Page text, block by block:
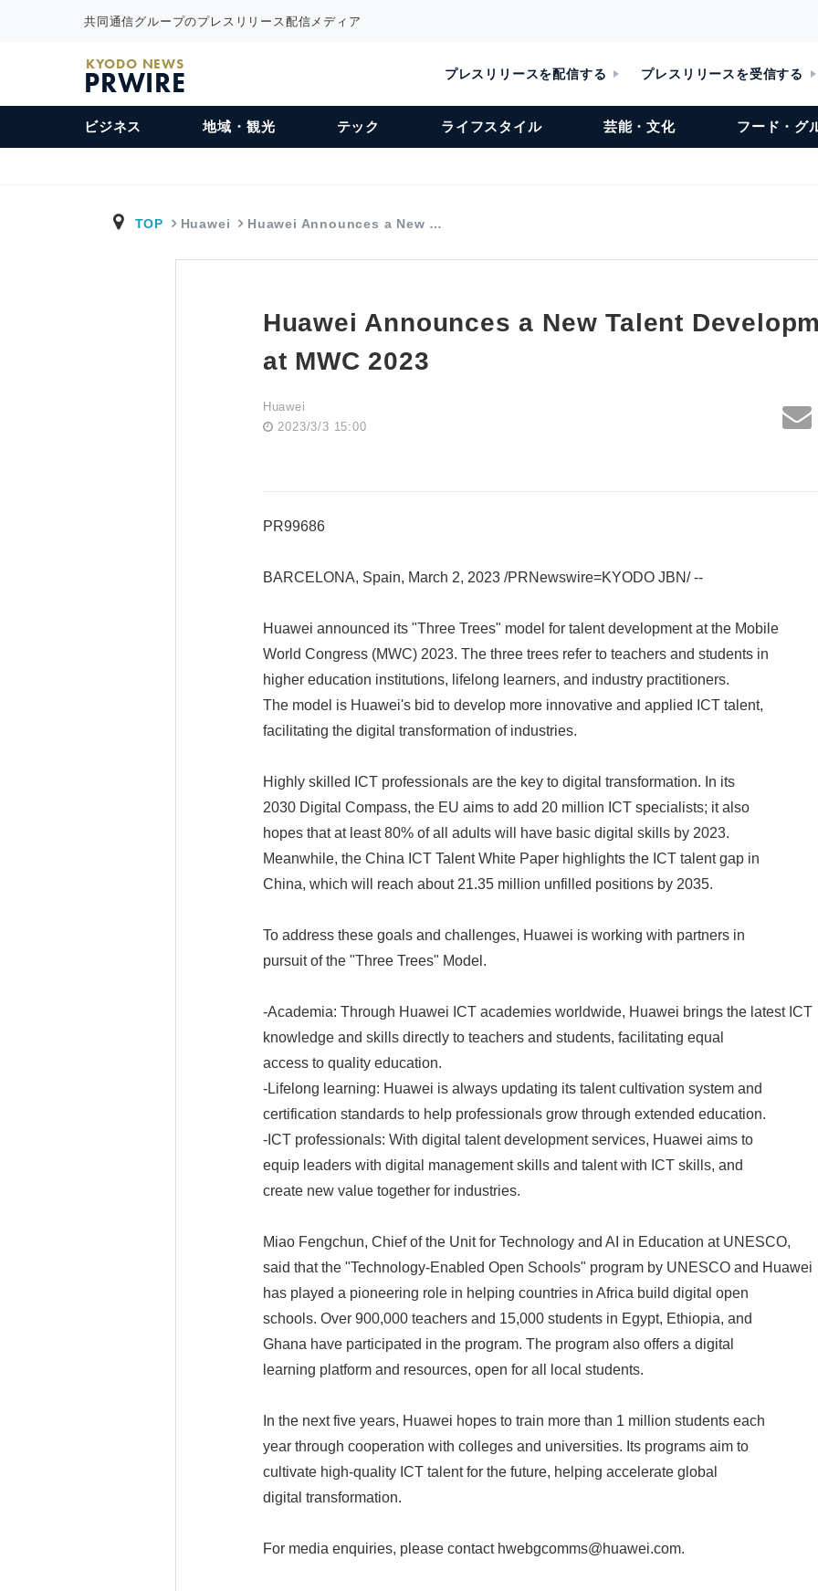
共同通信グループのプレスリリース配信メディア
KYODO NEWS
PRWIRE プレスリリースを配信する プレスリリースを受信する
ビジネス 地域・観光 テック ライフスタイル 芸能・文化 フード・グ
TOP Huawei Huawei Announces a New …
Huawei Announces a New Talent
at MWC 2023
Huawei
2023/3/3 15:00
PR99686
BARCELONA, Spain, March 2, 2023 /PRNewswire=KYODO JBN/ --
Huawei announced its "Three Trees" model for talent development at the Mobile
World Congress (MWC) 2023. The three trees refer to teachers and students in
higher education institutions, lifelong learners, and industry practitioners.
The model is Huawei's bid to develop more innovative and applied ICT talent,
facilitating the digital transformation of industries.
Highly skilled ICT professionals are the key to digital transformation. In its
2030 Digital Compass, the EU aims to add 20 million ICT specialists; it also
hopes that at least 80% of all adults will have basic digital skills by 2023.
Meanwhile, the China ICT Talent White Paper highlights the ICT talent gap in
China, which will reach about 21.35 million unfilled positions by 2035.
To address these goals and challenges, Huawei is working with partners in
pursuit of the "Three Trees" Model.
-Academia: Through Huawei ICT academies worldwide, Huawei brings the latest ICT
knowledge and skills directly to teachers and students, facilitating equal
access to quality education.
-Lifelong learning: Huawei is always updating its talent cultivation system and
certification standards to help professionals grow through extended education.
-ICT professionals: With digital talent development services, Huawei aims to
equip leaders with digital management skills and talent with ICT skills, and
create new value together for industries.
Miao Fengchun, Chief of the Unit for Technology and AI in Education at UNESCO,
said that the "Technology-Enabled Open Schools" program by UNESCO and Huawei
has played a pioneering role in helping countries in Africa build digital open
schools. Over 900,000 teachers and 15,000 students in Egypt, Ethiopia, and
Ghana have participated in the program. The program also offers a digital
learning platform and resources, open for all local students.
In the next five years, Huawei hopes to train more than 1 million students each
year through cooperation with colleges and universities. Its programs aim to
cultivate high-quality ICT talent for the future, helping accelerate global
digital transformation.
For media enquiries, please contact hwebgcomms@huawei.com.